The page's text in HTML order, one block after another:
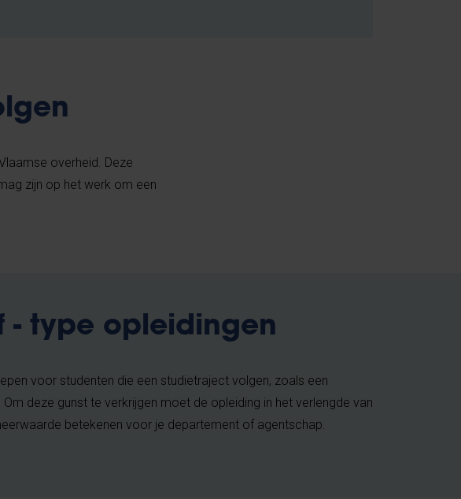
overheid. Deze
zijn op het werk om een
- type opleidingen
voor studenten die een studietraject volgen, zoals een
deze gunst te verkrijgen moet de opleiding in het verlengde van
betekenen voor je departement of agentschap.